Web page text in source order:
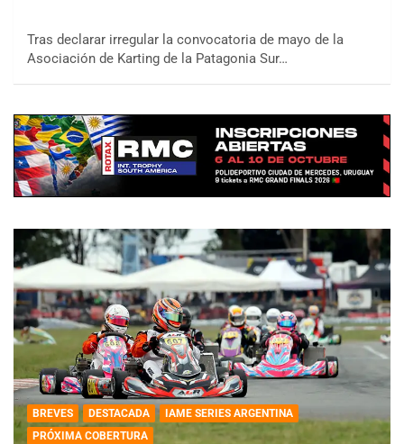
Tras declarar irregular la convocatoria de mayo de la
Asociación de Karting de la Patagonia Sur…
BREVES DESTACADA
IAME SERIES ARGENTINA
PRÓXIMA COBERTURA